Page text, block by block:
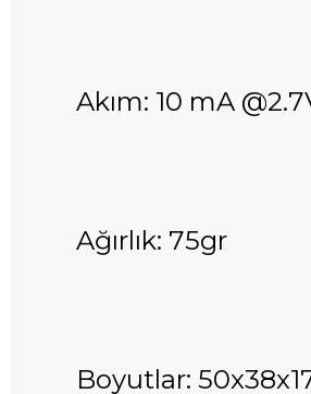
Akım: 10 mA
Ağırlık: 75gr
Boyutlar: